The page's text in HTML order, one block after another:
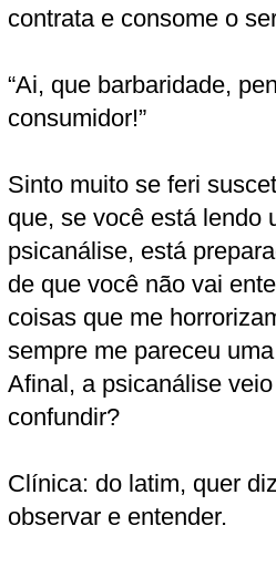
contrata e consome o
“Ai, que barbaridade,
consumidor!”
Sinto muito se feri
que, se você está lendo
psicanálise, está
de que você não vai
coisas que me
sempre me pareceu
Afinal, a psicanálise
confundir?
Clínica: do latim, quer
observar e entender.